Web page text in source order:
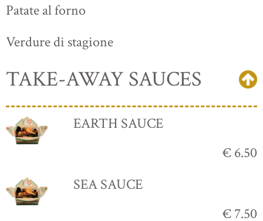
Patate al forno
Verdure di stagione
TAKE-AWAY SAUCES
EARTH SAUCE
€ 6.50
SEA SAUCE
€ 7.50